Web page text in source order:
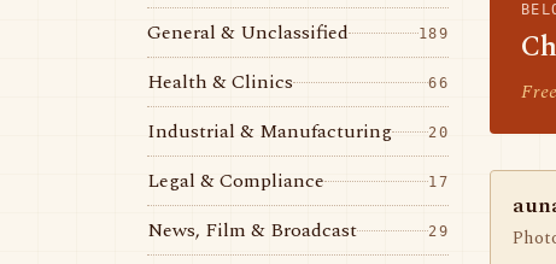
General & Unclassified 189
Health & Clinics 66
Industrial & Manufacturing 20
Legal & Compliance 17
News, Film & Broadcast 29
Free